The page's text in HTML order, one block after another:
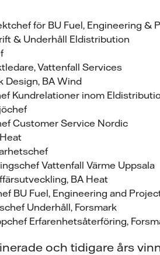
för BU Fuel, Engineering &
& Underhåll Eldistribution
Vattenfall Services
Design, BA Wind
Kundrelationer inom
Customer Service Nordic
Vattenfall Värme Uppsala
BA Heat
BU Fuel, Engineering and
Underhåll, Forsmark
Erfarenhetsåterföring,
och tidigare års